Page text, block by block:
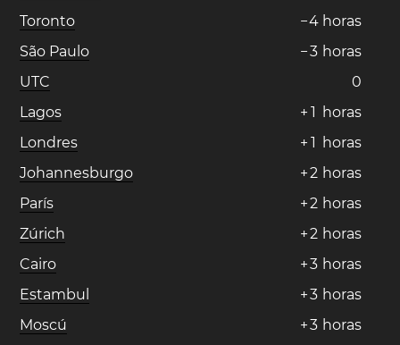
Toronto
−4 horas
São Paulo
−3 horas
UTC
0
Lagos
+ 1 horas
Londres
+ 1 horas
Johannesburgo
+2 horas
París
+2 horas
Zúrich
+2 horas
Cairo
+3 horas
Estambul
+3 horas
Moscú
+3 horas